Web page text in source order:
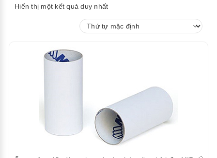
Hiển thị một kết quả duy nhất